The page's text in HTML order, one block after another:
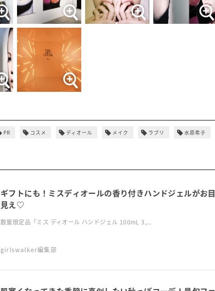
PR コスメ ディオール メイク ラブリ 水原希子
ギフトにも！ミスディオールの香り付きハンドジェルがお目
見え♡
数量限定品「ミス ディオール ハンドジェル 100mL 3,...
girlswalker編集部